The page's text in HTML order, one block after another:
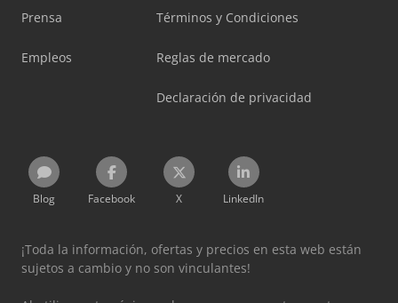
Prensa
Empleos
Términos y Condiciones
Reglas de mercado
Declaración de privacidad
Blog Facebook X LinkedIn
¡Toda la información, ofertas y precios en esta web están
sujetos a cambio y no son vinculantes!